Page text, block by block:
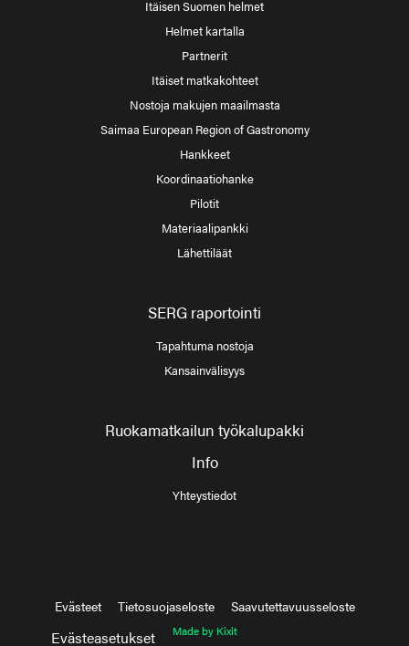
Itäisen Suomen helmet
Helmet kartalla
Partnerit
Itäiset matkakohteet
Nostoja makujen maailmasta
Saimaa European Region of Gastronomy
Hankkeet
Koordinaatiohanke
Pilotit
Materiaalipankki
Lähettiläät
SERG raportointi
Tapahtuma nostoja
Kansainvälisyys
Ruokamatkailun työkalupakki
Info
Yhteystiedot
Evästeet Tietosuojaseloste Saavutettavuusseloste
Made by Kixit
Evästeasetukset